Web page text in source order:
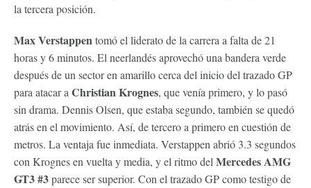
la tercera posición.
Max Verstappentomó el liderato de la carrera a falta de 21
horas y 6 minutos. El neerlandés aprovechó una bandera verde
después de un sector en amarillo cerca del inicio del trazado GP
para atacar a Christian Krognes, que venía primero, y lo pasó
sin drama. Dennis Olsen, que estaba segundo, también se quedó
atrás en el movimiento. Así, de tercero a primero en cuestión de
metros. La ventaja fue inmediata. Verstappen abrió 3.3 segundos
con Krognes en vuelta y media, y el ritmo del Mercedes AMG
GT3 #3parece ser superior. Con el trazado GP como testigo de